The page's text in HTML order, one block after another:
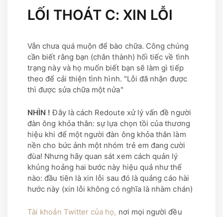
LỐI THOÁT C: XIN LỖI
Vẫn chưa quá muộn để bào chữa. Công chúng
cần biết rằng bạn (chân thành) hối tiếc về tình
trạng này và họ muốn biết bạn sẽ làm gì tiếp
theo để cải thiện tình hình. "Lỗi đã nhận được
thì được sửa chữa một nửa"
NHÌN ! Đây là cách Redoute xử lý vấn đề người
đàn ông khỏa thân: sự lựa chọn tồi của thương
hiệu khi để một người đàn ông khỏa thân làm
nền cho bức ảnh một nhóm trẻ em đang cười
đùa! Nhưng hãy quan sát xem cách quản lý
khủng hoảng hai bước này hiệu quả như thế
nào: đầu tiên là xin lỗi sau đó là quảng cáo hài
hước này (xin lỗi không có nghĩa là nhàm chán)
Tài khoản Twitter của họ, nơi mọi người đều